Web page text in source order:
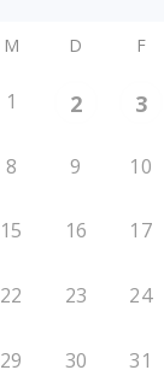
M D F
1 2 3
8 9 10
15 16 17
22 23 24
29 30 31